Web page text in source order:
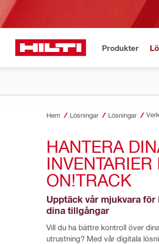
Produkter
Hem Lösningar Lösningar
HANTERA
INVENTARIER
ON!TRACK
Upptäck vår mjukvara
dina tillgångar
Vill du ha bättre kontroll över
utrustning? Med vår digitala